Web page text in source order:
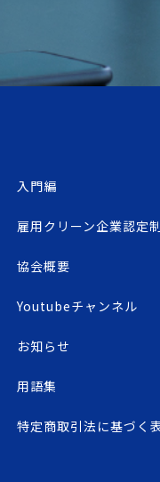
入門編
雇用クリーン企業認定
協会概要
Youtubeチャンネル
お知らせ
用語集
特定商取引法に基づく